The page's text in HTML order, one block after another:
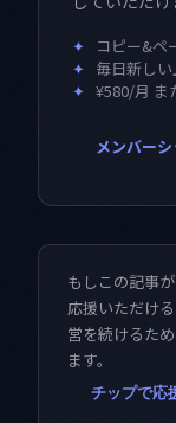
✦
コピー&ペ
✦ 毎日新し
✦ ¥580/月 ま
メンバー
もしこの記事
応援いただけ
営を続けるた
ます。
チップで応